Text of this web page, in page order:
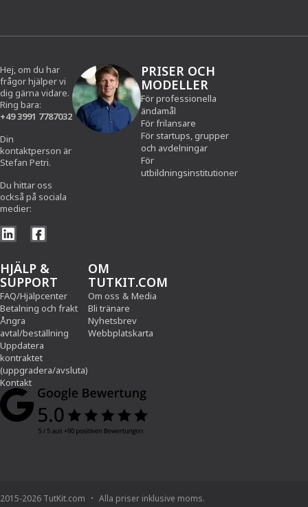
Hej, om du har
frågor hjälper vi
dig gärna vidare.
Ring bara:
+49 3991 7787032
Din
kontaktperson är
Stefan Petri.
Du hittar oss
också på sociala
medier:
PRISER OCH
MODELLER
För professionella
ändamål
För frilansare
För startups, grupper
och avdelningar
För
utbildningsinstitutioner
HJÄLP &
SUPPORT
FAQ/Hjälpcenter
Betalning och frakt
Ångra
avtal/beställning
Uppdatera
kontraktet
(uppgradera/avsluta)
Kontakt
OM
TUTKIT.COM
Om oss & Media
Bli tränare
Nyhetsbrev
Webbplatskarta
2015-2026 TutKit.com Alla priser inklusive moms.